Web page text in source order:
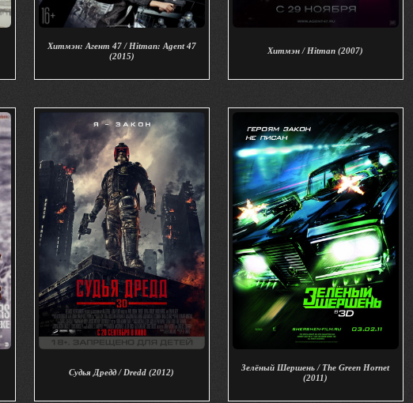
Хитмэн: Агент 47 / Hitman: Agent 47
(2015)
Хитмэн / Hitman (2007)
Судья Дредд / Dredd (2012)
Зелёный Шершень / The Green Hornet
(2011)